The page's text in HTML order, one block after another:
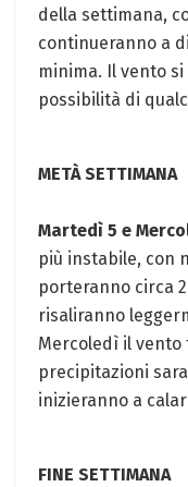
della settimana,
continueranno a
minima. Il vento
possibilità di
METÀ SETTIMANA
Martedì 5 e
più instabile, con
porteranno circa
risaliranno
Mercoledì il
precipitazioni
inizieranno a
FINE SETTIMANA